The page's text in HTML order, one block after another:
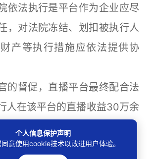
依法执行是平台作为企业应尽
，对法院冻结、划扣被执行人
产等执行措施应依法提供协
督促，直播平台最终配合法
人在该平台的直播收益30万余
了小芳的胜诉权益。（来源：
个人信息保护声明
意使用cookie技术以改进用户体验。